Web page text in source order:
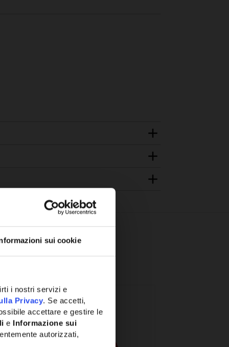
sui cookie
i nostri servizi e
Privacy. Se accetti,
accettare e gestire le
e Informazione sui
autorizzati,